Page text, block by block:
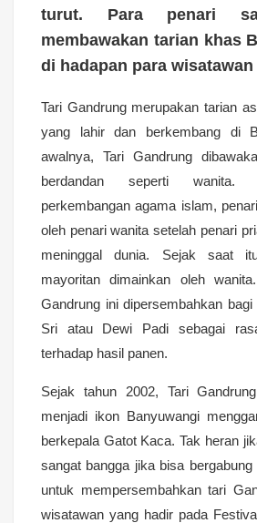
turut. Para penari
membawakan tarian khas
di hadapan para
Tari Gandrung merupakan tarian
yang lahir dan berkembang di
awalnya, Tari Gandrung
berdandan seperti wanita.
perkembangan agama islam,
oleh penari wanita setelah penari
meninggal dunia. Sejak saat
mayoritan dimainkan oleh
Gandrung ini dipersembahkan
Sri atau Dewi Padi sebagai
terhadap hasil panen.
Sejak tahun 2002, Tari
menjadi ikon Banyuwangi
berkepala Gatot Kaca. Tak heran
sangat bangga jika bisa
untuk mempersembahkan tari
wisatawan yang hadir pada